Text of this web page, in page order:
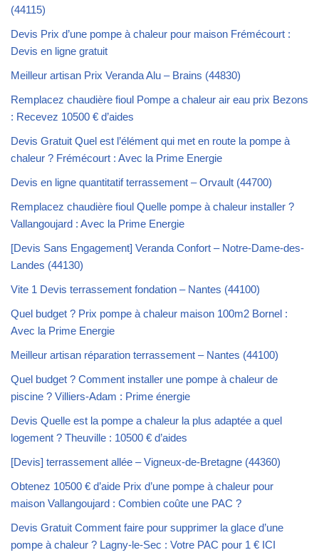
(44115)
Devis Prix d’une pompe à chaleur pour maison Frémécourt :
Devis en ligne gratuit
Meilleur artisan Prix Veranda Alu – Brains (44830)
Remplacez chaudière fioul Pompe a chaleur air eau prix Bezons
: Recevez 10500 € d’aides
Devis Gratuit Quel est l’élément qui met en route la pompe à
chaleur ? Frémécourt : Avec la Prime Energie
Devis en ligne quantitatif terrassement – Orvault (44700)
Remplacez chaudière fioul Quelle pompe à chaleur installer ?
Vallangoujard : Avec la Prime Energie
[Devis Sans Engagement] Veranda Confort – Notre-Dame-des-
Landes (44130)
Vite 1 Devis terrassement fondation – Nantes (44100)
Quel budget ? Prix pompe à chaleur maison 100m2 Bornel :
Avec la Prime Energie
Meilleur artisan réparation terrassement – Nantes (44100)
Quel budget ? Comment installer une pompe à chaleur de
piscine ? Villiers-Adam : Prime énergie
Devis Quelle est la pompe a chaleur la plus adaptée a quel
logement ? Theuville : 10500 € d’aides
[Devis] terrassement allée – Vigneux-de-Bretagne (44360)
Obtenez 10500 € d’aide Prix d’une pompe à chaleur pour
maison Vallangoujard : Combien coûte une PAC ?
Devis Gratuit Comment faire pour supprimer la glace d’une
pompe à chaleur ? Lagny-le-Sec : Votre PAC pour 1 € ICI